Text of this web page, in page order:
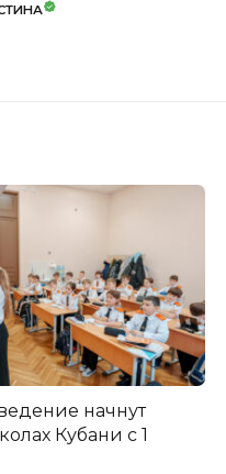
начнут
Кубани с 1